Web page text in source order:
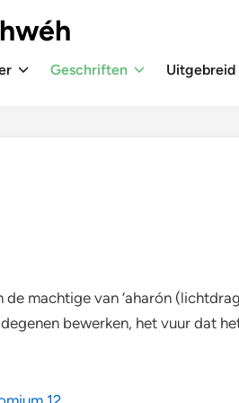
Geschriften Uitgebreid
de machtige van ‘aharón
bewerken, het vuur dat